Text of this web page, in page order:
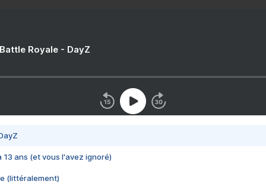
Royale - DayZ
13 ans (et vous l'avez ignoré)
(littéralement)